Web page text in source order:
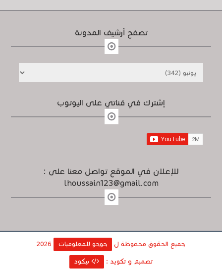
تصفح أرشيف المدونة
إشترك في قناتي على اليوتوب
للإعلان في الموقع تواصل معنا على :
lhoussain123@gmail.com
جميع الحقوق محفوظة ل حوحو للمعلوميات
تصميم و تكويد : بيكود